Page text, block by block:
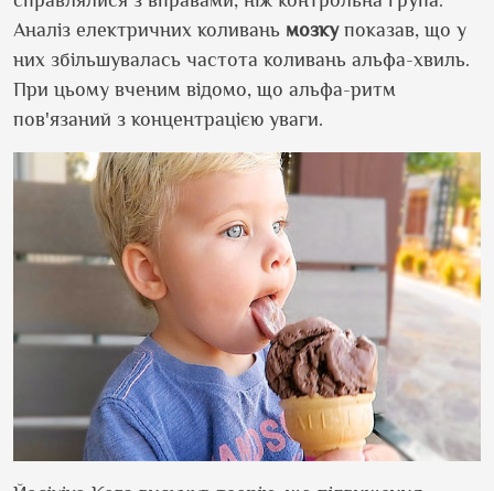
Аналіз електричних коливань мозкупоказав, що у
них збільшувалась частота коливань альфа-хвиль.
При цьому вченим відомо, що альфа-ритм
пов'язаний з концентрацією уваги.